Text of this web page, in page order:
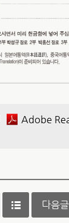
Adobe
다음글